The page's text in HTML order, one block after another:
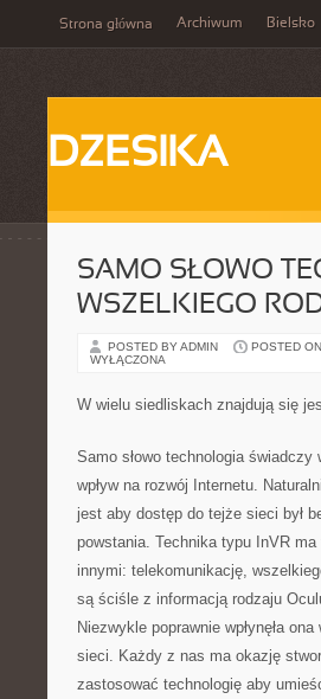
Strona główna Archiwum Bielsko
DZESIKA
SAMO SŁOWO
WSZELKIEGO
POSTED BY ADMIN POSTED
WYŁĄCZONA
W wielu siedliskach znajdują się
Samo słowo technologia
wpływ na rozwój Internetu.
jest aby dostęp do tejże sieci był
powstania. Technika typu InVR
innymi: telekomunikację,
są ściśle z informacją rodzaju
Niezwykle poprawnie wpłynęła
sieci. Każdy z nas ma okazję
zastosować technologię aby